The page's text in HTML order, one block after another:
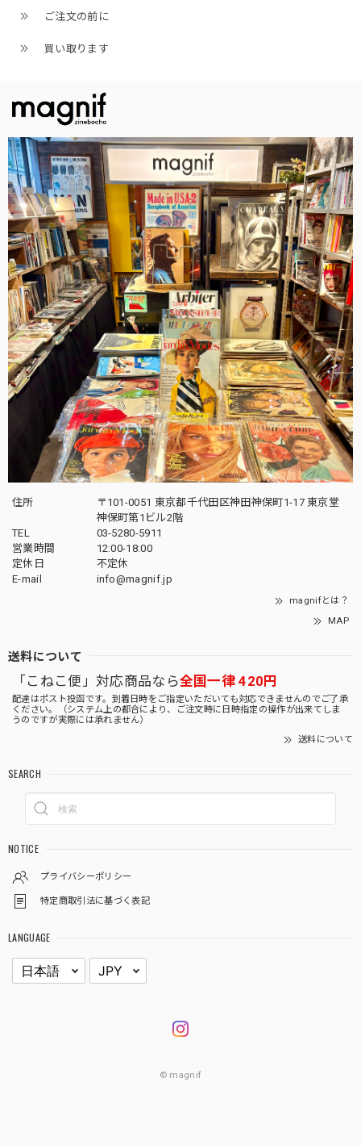
ご注文の前に
買い取ります
住所
〒101-0051 東京都千代田区神田神保町1-17 東京堂
神保町第1ビル2階
TEL
03-5280-5911
営業時間
12:00-18:00
定休日
不定休
E-mail
info@magnif.jp
magnifとは？
MAP
送料について
「こねこ便」対応商品なら全国一律 420円
配達はポスト投函です。到着日時をご指定いただいても対応できませんのでご了承
ください。（システム上の都合により、ご注文時に日時指定の操作が出来てしま
うのですが実際には承れません）
送料について
SEARCH
NOTICE
プライバシーポリシー
特定商取引法に基づく表記
LANGUAGE
© magnif